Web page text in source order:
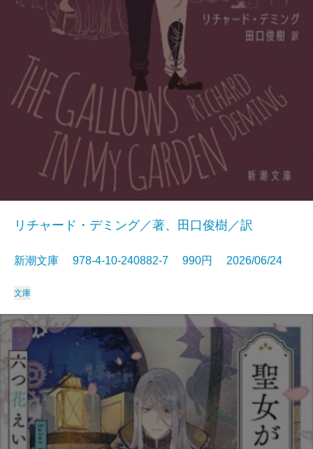
リチャード・デミング／著、田口俊樹／訳
新潮文庫 978-4-10-240882-7 990円 2026/06/24
文庫